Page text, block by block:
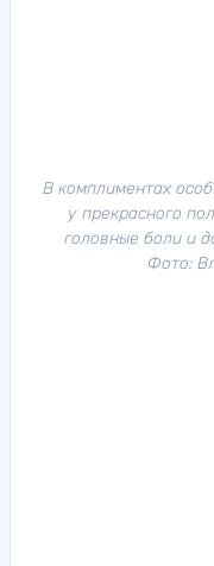
В комплиментах
у прекрасного
головные боли и
Фото: